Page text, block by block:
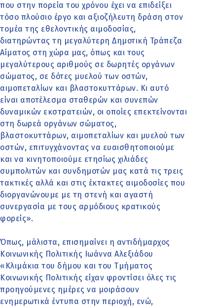
που στην πορεία του χρόνου έχει να επιδείξει
τόσο πλούσιο έργο και αξιοζήλευτη δράση στον
τομέα της εθελοντικής αιμοδοσίας,
διατηρώντας τη μεγαλύτερη Δημοτική Τράπεζα
Αίματος στη χώρα μας, όπως και τους
μεγαλύτερους αριθμούς σε δωρητές οργάνων
σώματος, σε δότες μυελού των οστών,
αιμοπεταλίων και βλαστοκυττάρων. Κι αυτό
είναι αποτέλεσμα σταθερών και συνεπών
δυναμικών εκστρατειών, οι οποίες επεκτείνονται
στη δωρεά οργάνων σώματος,
βλαστοκυττάρων, αιμοπεταλίων και μυελού των
οστών, επιτυγχάνοντας να ευαισθητοποιούμε
και να κινητοποιούμε ετησίως χιλιάδες
συμπολιτών και συνδημοτών μας κατά τις τρεις
τακτικές αλλά και στις έκτακτες αιμοδοσίες που
διοργανώνουμε με τη στενή και αγαστή
συνεργασία με τους αρμόδιους κρατικούς
φορείς».
Όπως, μάλιστα, επισημαίνει η αντιδήμαρχος
Κοινωνικής Πολιτικής Ιωάννα Αλεξιάδου
«Κλιμάκια του δήμου και του Τμήματος
Κοινωνικής Πολιτικής είχαν φροντίσει όλες τις
προηγούμενες ημέρες να μοιράσουν
ενημερωτικά έντυπα στην περιοχή, ενώ,